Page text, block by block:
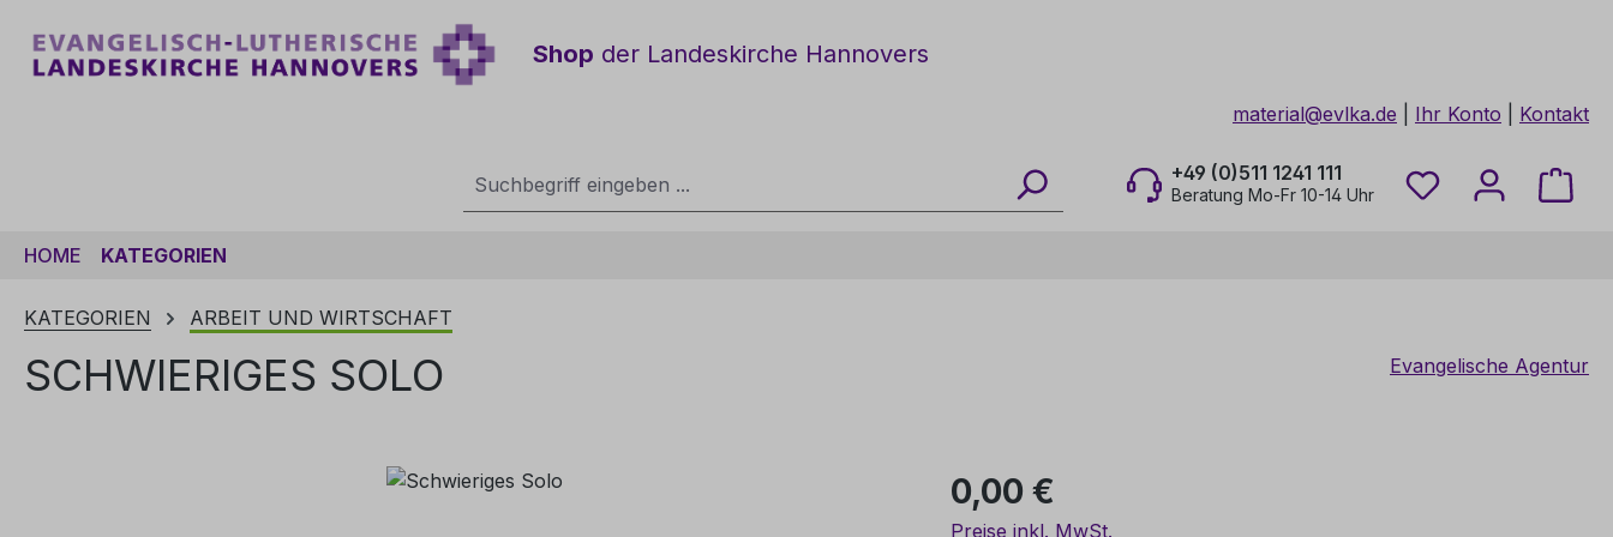
Hauptinhalt springen
Zur Suche springen
Zur Hauptnavigation springen
Shop der Landeskirche Hannovers
material@evlka.de Ihr Konto Kontakt
+49 (0)511 1241 111
Beratung Mo-Fr 10-14 Uhr
Du hast 0
HOME KATEGORIEN
KATEGORIEN ARBEIT UND WIRTSCHAFT
SCHWIERIGES SOLO Evangelische Agentur
Regulärer Preis:
0,00 €
Preise inkl. MwSt.